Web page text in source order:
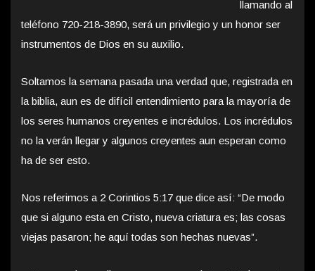
llamando al
teléfono 720-218-3890, será un privilegio y un honor ser
instrumentos de Dios en su auxilio.
Soltamos la semana pasada una verdad que, registrada en
la biblia, aun es de difícil entendimiento para la mayoría de
los seres humanos creyentes e incrédulos. Los incrédulos
no la verán llegar y algunos creyentes aun esperan como
ha de ser esto.
Nos referimos a 2 Corintios 5:17 que dice así: “De modo
que si alguno esta en Cristo, nueva criatura es; las cosas
viejas pasaron; he aquí todas son hechas nuevas”.